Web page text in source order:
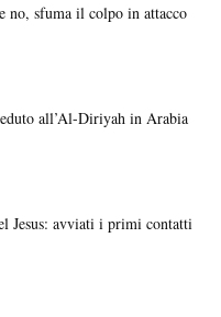
no, sfuma il colpo in attacco
all’Al-Diriyah in Arabia
Jesus: avviati i primi contatti